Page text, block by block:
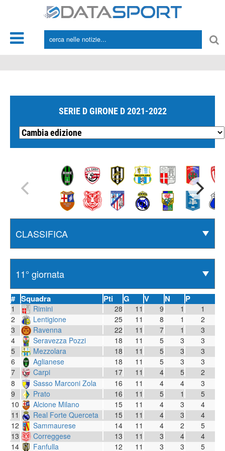
SERIE D GIRONE D 2021-2022
# Squadra Pti G V N P
1 Rimini 28 11 9 1
1
2
Lentigione 25 11 8 1
2
3
Ravenna 22 11 7 1
3
4
Seravezza Pozzi 18 11 5 3
3
5
Mezzolara 18 11 5 3
3
6
Aglianese 18 11 5 3
3
7
Carpi 17 11 4 5
2
8
Sasso Marconi Zola 16 11 4 4
3
9
Prato 16 11 5 1
5
10
Alcione Milano 15 11 4 3
4
11
Real Forte Querceta 15 11 4 3
4
12
Sammaurese 14 11 4 2
5
13
Correggese 13 11 3 4
4
14
Fanfulla 12 11 3 3
5